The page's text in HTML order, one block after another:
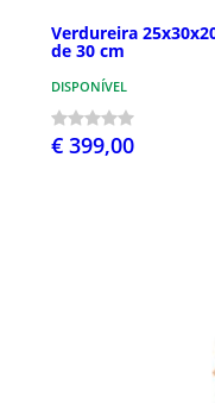
Verdureira
de 30 cm
DISPONÍVEL
€ 399,00